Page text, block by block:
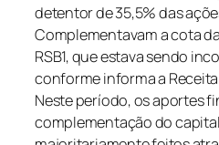
detentor de 35,5% das
Complementavam a cota
RSB1, que estava sendo
conforme informa a
Neste período, os aportes
complementação do